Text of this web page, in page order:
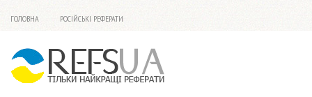
ГОЛОВНА РОСІЙСЬКІ РЕФЕРАТИ